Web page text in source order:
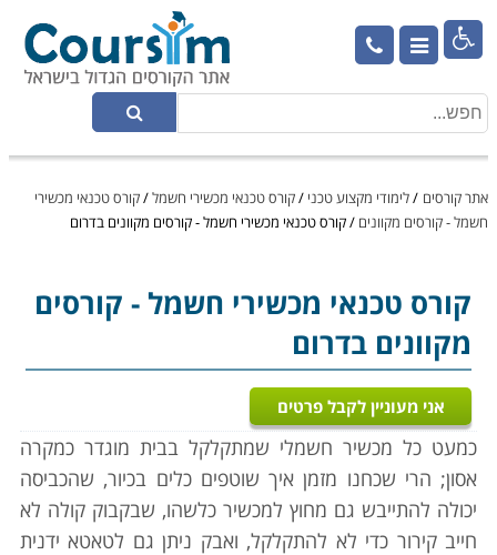

אתר קורסים /לימודי מקצוע טכני /קורס טכנאי מכשירי חשמל/קורס טכנאי מכשירי
חשמל - קורסים מקוונים /קורס טכנאי מכשירי חשמל - קורסים מקוונים בדרום
קורס טכנאי מכשירי חשמל- קורסים
מקוונים בדרום
אני מעוניין לקבל פרטים
כמעט כל מכשיר חשמלי שמתקלקל בבית מוגדר כמקרה
אסון; הרי שכחנו מזמן איך שוטפים כלים בכיור, שהכביסה
יכולה להתייבש גם מחוץ למכשיר כלשהו, שבקבוק קולה לא
חייב קירור כדי לא להתקלקל, ואבק ניתן גם לטאטא ידנית